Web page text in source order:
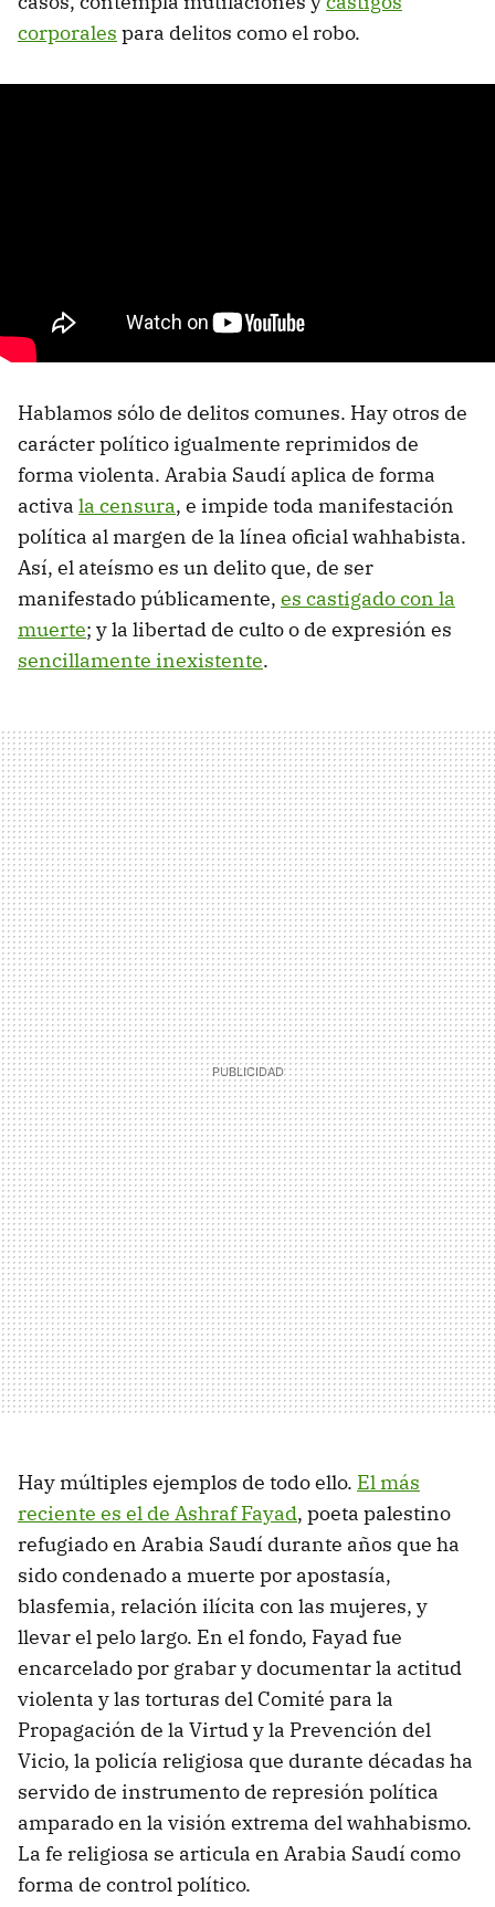
corporales para delitos como el robo.
Hablamos sólo de delitos comunes. Hay otros de
carácter político igualmente reprimidos de
forma violenta. Arabia Saudí aplica de forma
activa la censura, e impide toda manifestación
política al margen de la línea oficial wahhabista.
Así, el ateísmo es un delito que, de ser
manifestado públicamente, es castigado con la
muerte; y la libertad de culto o de expresión es
sencillamente inexistente.
Hay múltiples ejemplos de todo ello. El más
reciente es el de Ashraf Fayad, poeta palestino
refugiado en Arabia Saudí durante años que ha
sido condenado a muerte por apostasía,
blasfemia, relación ilícita con las mujeres, y
llevar el pelo largo. En el fondo, Fayad fue
encarcelado por grabar y documentar la actitud
violenta y las torturas del Comité para la
Propagación de la Virtud y la Prevención del
Vicio, la policía religiosa que durante décadas ha
servido de instrumento de represión política
amparado en la visión extrema del wahhabismo.
La fe religiosa se articula en Arabia Saudí como
forma de control político.